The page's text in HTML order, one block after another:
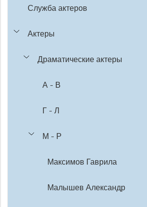
Служба актеров
Актеры
Драматические актеры
А - В
Г - Л
М - Р
Максимов Гаврила
Малышев Александр